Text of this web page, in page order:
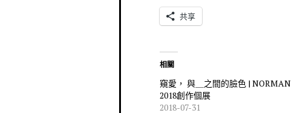
共享
相關
窺愛， 與＿之間的臉色 | NORMAN
2018創作個展
2018-07-31